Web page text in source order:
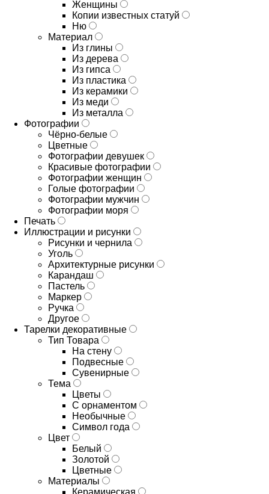
Женщины
Копии известных статуй
Ню
Материал
Из глины
Из дерева
Из гипса
Из пластика
Из керамики
Из меди
Из металла
Фотографии
Чёрно-белые
Цветные
Фотографии девушек
Красивые фотографии
Фотографии женщин
Голые фотографии
Фотографии мужчин
Фотографии моря
Печать
Иллюстрации и рисунки
Рисунки и чернила
Уголь
Архитектурные рисунки
Карандаш
Пастель
Маркер
Ручка
Другое
Тарелки декоративные
Тип Товара
На стену
Подвесные
Сувенирные
Тема
Цветы
С орнаментом
Необычные
Символ года
Цвет
Белый
Золотой
Цветные
Материалы
Керамическая